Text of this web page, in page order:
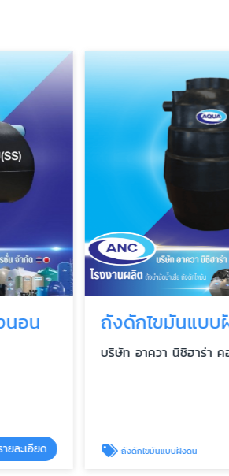
นอน
ยละเอียด
ถังดักไขมันแบบ
บริษัท อาควา นิชิฮาร่า ค
ถังดักไขมันแบบฝังดิน